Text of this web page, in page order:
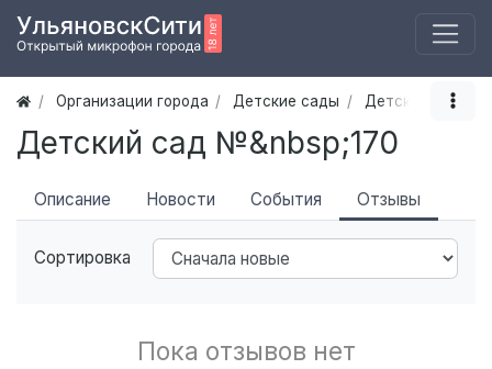
Организации города Детские сады Детский сад
Детский сад №&nbsp;170
Описание Новости События Отзывы
Сортировка
Пока отзывов нет